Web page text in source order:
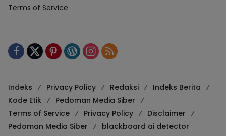
Terms of Service
Indeks Privacy Policy Redaksi
Indeks Berita
Kode Etik
Pedoman Media Siber
Terms of Service
Privacy Policy
Disclaimer
Pedoman Media Siber
blackboard ai detector